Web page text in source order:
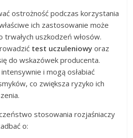
ostrożność podczas korzystania
ich zastosowanie może
uszkodzeń włosów.
test uczuleniowy oraz
do wskazówek producenta.
i mogą osłabiać
co zwiększa ryzyko ich
stosowania rozjaśniaczy
o: